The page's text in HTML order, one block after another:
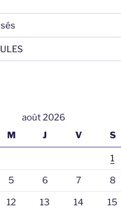
août 2026
M J V S
1
5 6 7 8
12 13 14 15